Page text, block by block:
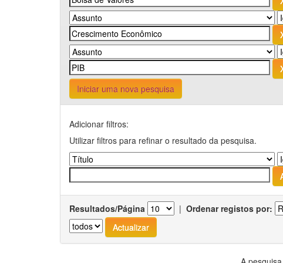
Iniciar uma nova pesquisa
Adicionar filtros:
Utilizar filtros para refinar o resultado da pesquisa.
Resultados/Página | Ordenar registos por: